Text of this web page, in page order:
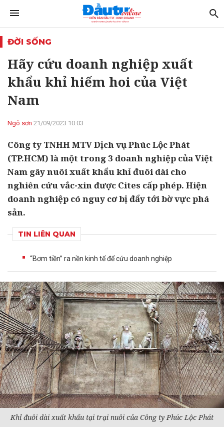
ĐỜI SỐNG
Hãy cứu doanh nghiệp xuất
khẩu khỉ hiếm hoi của Việt
Nam
Ngô sơn 21/09/2023 10:03
Công ty TNHH MTV Dịch vụ Phúc Lộc Phát
(TP.HCM) là một trong 3 doanh nghiệp của Việt
Nam gây nuôi xuất khẩu khỉ đuôi dài cho
nghiên cứu vắc-xin được Cites cấp phép. Hiện
doanh nghiệp có nguy cơ bị đẩy tới bờ vực phá
sản.
TIN LIÊN QUAN
“Bơm tiền” ra nền kinh tế để cứu doanh nghiệp
Khỉ đuôi dài xuất khẩu tại trại nuôi của Công ty Phúc Lộc Phát